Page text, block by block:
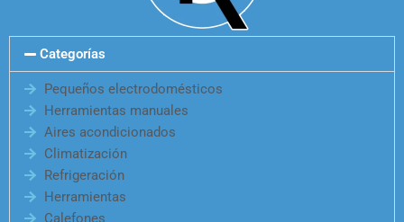
Categorías
Pequeños electrodomésticos
Herramientas manuales
Aires acondicionados
Climatización
Refrigeración
Herramientas
Calefones